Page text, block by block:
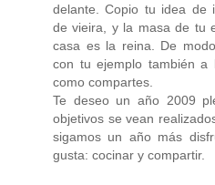
delante. Copio tu idea de
de vieira, y la masa de tu
casa es la reina. De
con tu ejemplo también
como compartes.
Te deseo un año 2009
objetivos se vean
sigamos un año más
gusta: cocinar y compartir.